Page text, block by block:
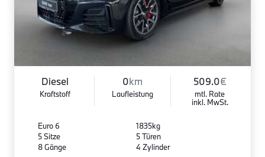
Diesel
Kraftstoff
0km
Laufleistung
509.0€
mtl. Rate
inkl. MwSt.
Euro 6
5 Sitze
8 Gänge
1835kg
5 Türen
4 Zylinder